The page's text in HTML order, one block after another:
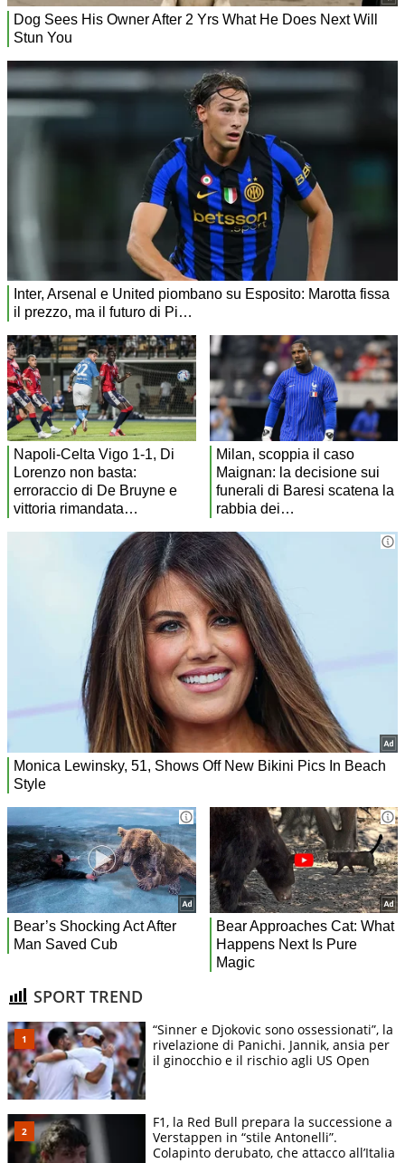
SPORT TREND
“Sinner e Djokovic sono ossessionati”, la
rivelazione di Panichi. Jannik, ansia per
il ginocchio e il rischio agli US Open
F1, la Red Bull prepara la successione a
Verstappen in “stile Antonelli”.
Colapinto derubato, che attacco all’Italia